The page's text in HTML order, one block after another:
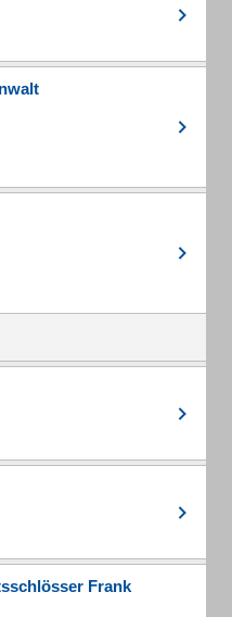
Frank